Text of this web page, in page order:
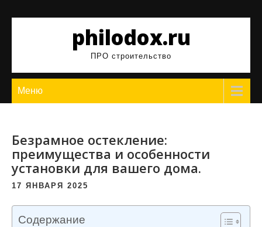
philodox.ru
ПРО строительство
Меню
Безрамное остекление:
преимущества и особенности
установки для вашего дома.
17 ЯНВАРЯ 2025
Содержание